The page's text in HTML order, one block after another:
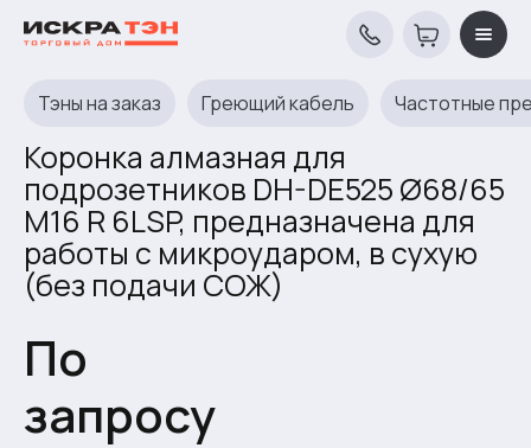
Тэны на заказ Греющий кабель Частотные
Коронка алмазная для
подрозетников DH-DE525 Ø68/65
M16 R 6LSP, предназначена для
работы с микроударом, в сухую
(без подачи СОЖ)
По
запросу